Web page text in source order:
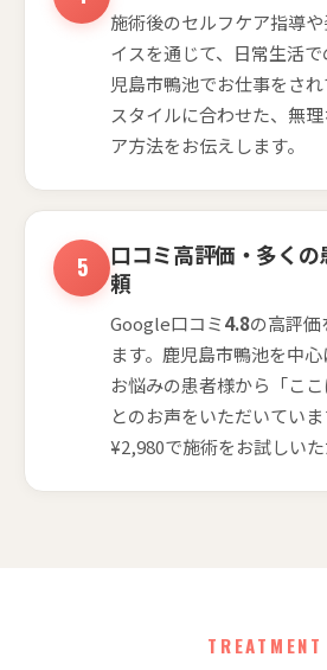
施術後のセルフケア指導
イスを通じて、日常生活
児島市鴨池でお仕事をさ
スタイルに合わせた、無
ア方法をお伝えします。
口コミ高評価・多く
頼
Google口コミ4.8の高評価
ます。鹿児島市鴨池を中
お悩みの患者様から「ここ
とのお声をいただいてい
¥2,980で施術をお試しいた
TREATMENT